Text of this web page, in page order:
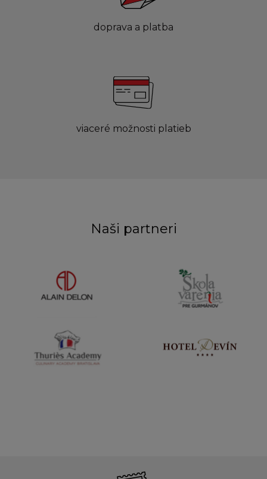
doprava a platba
viaceré možnosti platieb
Naši partneri